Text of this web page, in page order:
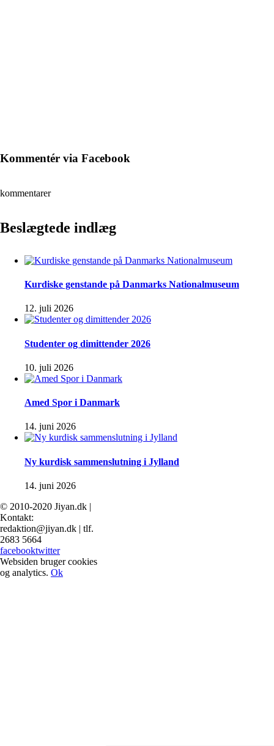
Kommentér via Facebook
kommentarer
Beslægtede indlæg
Kurdiske genstande på Danmarks Nationalmuseum
12. juli 2026
Studenter og dimittender 2026
10. juli 2026
Amed Spor i Danmark
14. juni 2026
Ny kurdisk sammenslutning i Jylland
14. juni 2026
© 2010-2020 Jiyan.dk |
Kontakt:
redaktion@jiyan.dk | tlf.
2683 5664
facebooktwitter
Websiden bruger cookies
og analytics. Ok